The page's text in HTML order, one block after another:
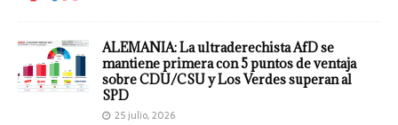
ALEMANIA: La ultraderechista AfD se
mantiene primera con 5 puntos de ventaja
sobre CDU/CSU y Los Verdes superan al
SPD
25 julio, 2026